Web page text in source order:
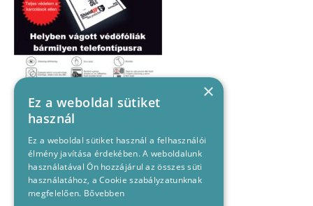
×
Ez a weboldal sütiket
használ
Ez a weboldal sütiket használ a felhasználói
élmény javítása érdekében. A weboldalunk
használatával Ön hozzájárul az összes süti
használatához, a Cookie szabályzatunknak
megfelelően. Bővebben